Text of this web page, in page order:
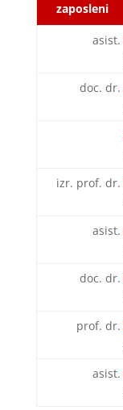
zaposleni
asist.
doc. dr.
izr. prof. dr.
asist.
doc. dr.
prof. dr.
asist.